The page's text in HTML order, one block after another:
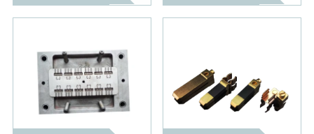
Hõbedased kontaktneedid lülititele
Valgustus Elektriline seinalüliti ja pistikupesa